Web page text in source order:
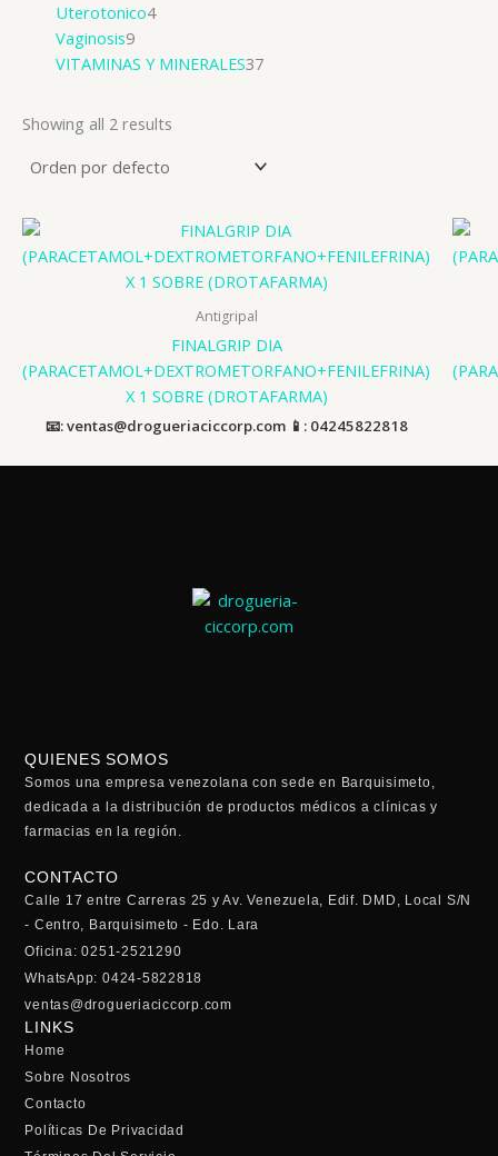
Uterotonico4
Vaginosis9
VITAMINAS Y MINERALES37
Showing all 2 results
Antigripal
FINALGRIP DIA
(PARACETAMOL+DEXTROMETORFANO+FENILEFRINA)
X 1 SOBRE (DROTAFARMA)
📧: ventas@drogueriaciccorp.com 📱: 04245822818
QUIENES SOMOS
Somos una empresa venezolana con sede en Barquisimeto,
dedicada a la distribución de productos médicos a clínicas y
farmacias en la región.
CONTACTO
Calle 17 entre Carreras 25 y Av. Venezuela, Edif. DMD, Local S/N
- Centro, Barquisimeto - Edo. Lara
Oficina: 0251-2521290
WhatsApp: 0424-5822818
ventas@drogueriaciccorp.com
LINKS
Home
Sobre Nosotros
Contacto
Políticas De Privacidad